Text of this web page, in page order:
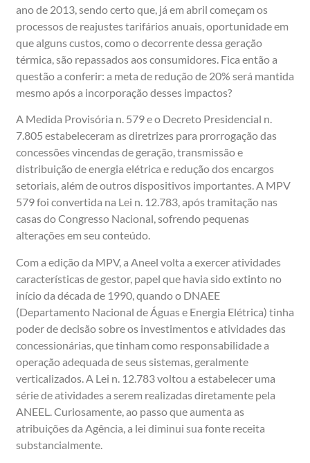
ano de 2013, sendo certo que, já em abril começam os
processos de reajustes tarifários anuais, oportunidade em
que alguns custos, como o decorrente dessa geração
térmica, são repassados aos consumidores. Fica então a
questão a conferir: a meta de redução de 20% será mantida
mesmo após a incorporação desses impactos?
A Medida Provisória n. 579 e o Decreto Presidencial n.
7.805 estabeleceram as diretrizes para prorrogação das
concessões vincendas de geração, transmissão e
distribuição de energia elétrica e redução dos encargos
setoriais, além de outros dispositivos importantes. A MPV
579 foi convertida na Lei n. 12.783, após tramitação nas
casas do Congresso Nacional, sofrendo pequenas
alterações em seu conteúdo.
Com a edição da MPV, a Aneel volta a exercer atividades
características de gestor, papel que havia sido extinto no
início da década de 1990, quando o DNAEE
(Departamento Nacional de Águas e Energia Elétrica) tinha
poder de decisão sobre os investimentos e atividades das
concessionárias, que tinham como responsabilidade a
operação adequada de seus sistemas, geralmente
verticalizados. A Lei n. 12.783 voltou a estabelecer uma
série de atividades a serem realizadas diretamente pela
ANEEL. Curiosamente, ao passo que aumenta as
atribuições da Agência, a lei diminui sua fonte receita
substancialmente.